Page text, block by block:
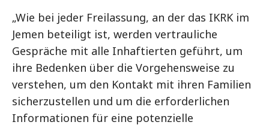
„Wie bei jeder Freilassung, an der das IKRK im
Jemen beteiligt ist, werden vertrauliche
Gespräche mit alle Inhaftierten geführt, um
ihre Bedenken über die Vorgehensweise zu
verstehen, um den Kontakt mit ihren Familien
sicherzustellen und um die erforderlichen
Informationen für eine potenzielle